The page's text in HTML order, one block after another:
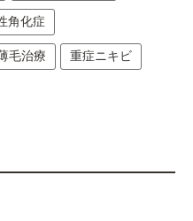
角化症
毛治療 重症ニキビ